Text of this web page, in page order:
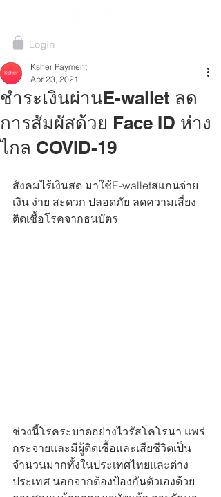
ชำระเงินผ่านE-wallet ลด
การสัมผัสด้วย Face ID ห่าง
ไกล COVID-19
Ksher Payment
Apr 23, 2021
สังคมไร้เงินสด มาใช้E-walletสแกนจ่าย
เงิน ง่าย สะดวก ปลอดภัย ลดความเสี่ยง
ติดเชื้อโรคจากธนบัตร
ช่วงนี้โรคระบาดอย่างไวรัสโคโรนา แพร่
กระจายและมีผู้ติดเชื้อและเสียชีวิตเป็น
จำนวนมากทั้งในประเทศไทยและต่าง
ประเทศ นอกจากต้องป้องกันตัวเองด้วย